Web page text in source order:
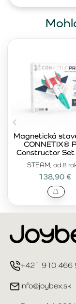
STEAM, od 8
Magnetická
CONNETIX®
Constructor Set
138,90 €
+421 910 466
info@joybex.sk